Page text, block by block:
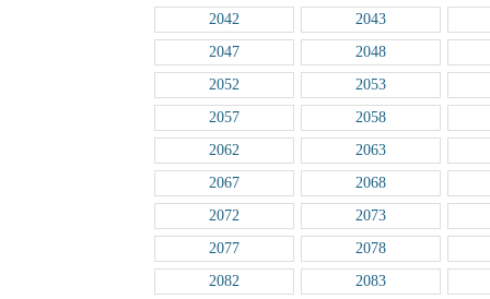
2042
2043
2047
2048
2052
2053
2057
2058
2062
2063
2067
2068
2072
2073
2077
2078
2082
2083